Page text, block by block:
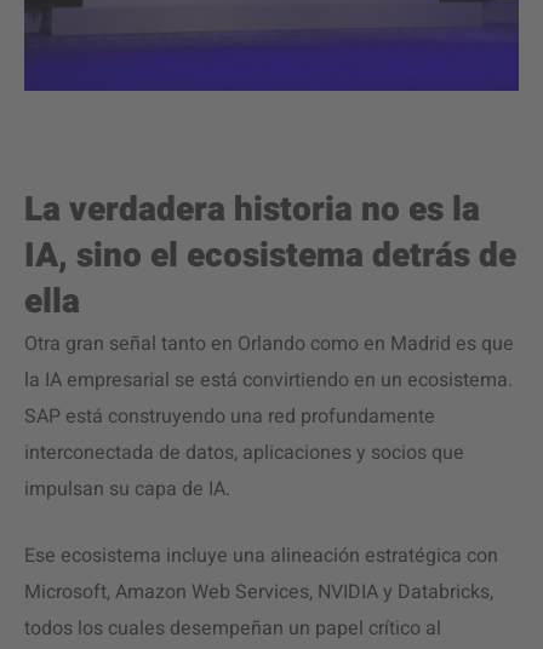
La verdadera historia no es la
IA, sino el ecosistema detrás de
ella
Otra gran señal tanto en Orlando como en Madrid es que
la IA empresarial se está convirtiendo en un ecosistema.
SAP está construyendo una red profundamente
interconectada de datos, aplicaciones y socios que
impulsan su capa de IA.
Ese ecosistema incluye una alineación estratégica con
Microsoft, Amazon Web Services, NVIDIA y Databricks,
todos los cuales desempeñan un papel crítico al